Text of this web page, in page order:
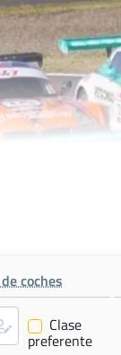
coches
✔ Clase
preferente